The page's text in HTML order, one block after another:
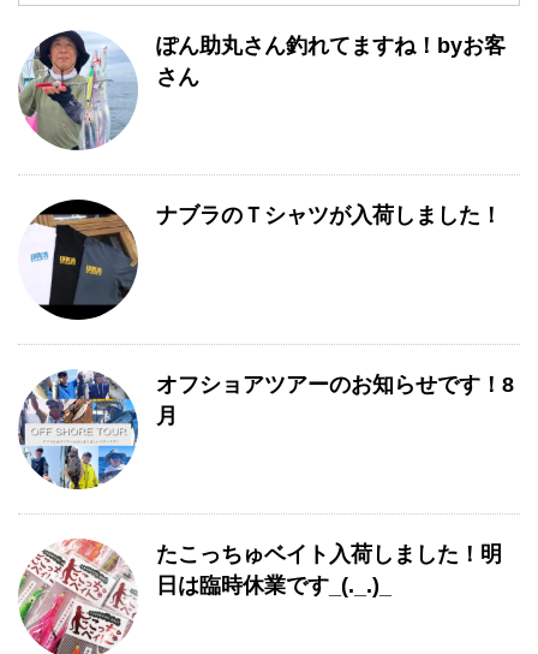
別
一
覧
ぽん助丸さん釣れてますね！byお客
さん
ナブラのＴシャツが入荷しました！
オフショアツアーのお知らせです！8
月
たこっちゅベイト入荷しました！明
日は臨時休業です_(._.)_